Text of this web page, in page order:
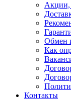
Акции,
Обмен
Как
Контакты